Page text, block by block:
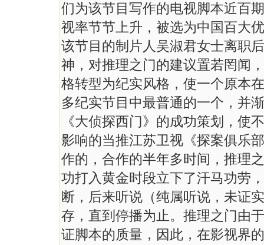
们为该节目写作的电视脚本近百
视率节节上升，被选为中国百大
该节目的制片人吴淑君女士离职
神，对推理之门的建议置若罔闻
格转型为纪实风格，使一个原本
多纪实节目中最普通的一个，并
《大侦探西门》的成功策划，使
影响的当推江苏卫视《探案俱乐
作的，合作的半年多时间，推理
功打入黄金时段立下了汗马功劳
断，后来听说（纯属听说，未证
存，直到停播为止。推理之门由
证脚本的质量，因此，在影视界